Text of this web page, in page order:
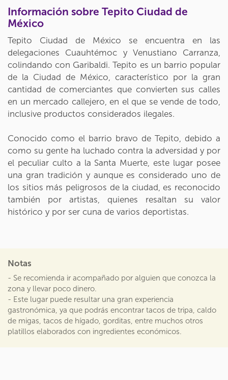
Información sobre Tepito Ciudad de
México
Tepito Ciudad de México se encuentra en las
delegaciones Cuauhtémoc y Venustiano Carranza,
colindando con Garibaldi. Tepito es un barrio popular
de la Ciudad de México, característico por la gran
cantidad de comerciantes que convierten sus calles
en un mercado callejero, en el que se vende de todo,
inclusive productos considerados ilegales.
Conocido como el barrio bravo de Tepito, debido a
como su gente ha luchado contra la adversidad y por
el peculiar culto a la Santa Muerte, este lugar posee
una gran tradición y aunque es considerado uno de
los sitios más peligrosos de la ciudad, es reconocido
también por artistas, quienes resaltan su valor
histórico y por ser cuna de varios deportistas.
Notas
- Se recomienda ir acompañado por alguien que conozca la
zona y llevar poco dinero.
- Este lugar puede resultar una gran experiencia
gastronómica, ya que podrás encontrar tacos de tripa, caldo
de migas, tacos de hígado, gorditas, entre muchos otros
platillos elaborados con ingredientes económicos.